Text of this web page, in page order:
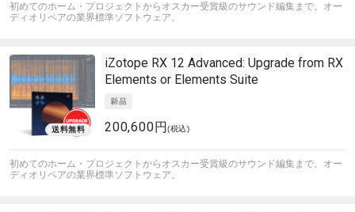
初めてのホーム・プロジェクトからオスカー受賞級のサウンド編集まで。オー
ディオリペアの業界標準ソフトウェア。
iZotope RX 12 Advanced: Upgrade from RX
Elements or Elements Suite
200,600円(税込)
初めてのホーム・プロジェクトからオスカー受賞級のサウンド編集まで。オー
ディオリペアの業界標準ソフトウェア。